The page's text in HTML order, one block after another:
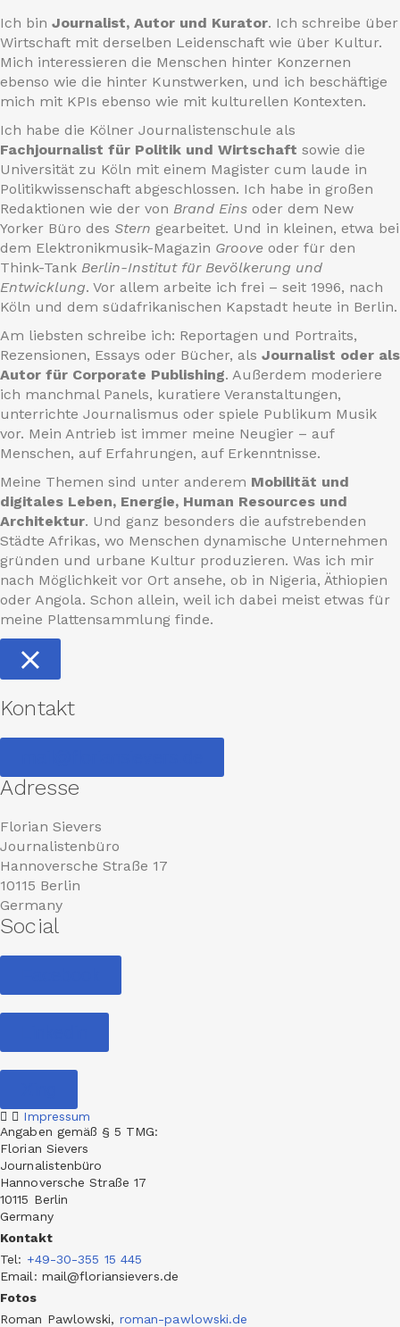
Ich bin Journalist, Autor und Kurator. Ich schreibe über
Wirtschaft mit derselben Leidenschaft wie über Kultur.
Mich interessieren die Menschen hinter Konzernen
ebenso wie die hinter Kunstwerken, und ich beschäftige
mich mit KPIs ebenso wie mit kulturellen Kontexten.
Ich habe die Kölner Journalistenschule als
Fachjournalist für Politik und Wirtschaft sowie die
Universität zu Köln mit einem Magister cum laude in
Politikwissenschaft abgeschlossen. Ich habe in großen
Redaktionen wie der von Brand Eins oder dem New
Yorker Büro des Stern gearbeitet. Und in kleinen, etwa bei
dem Elektronikmusik-Magazin Groove oder für den
Think-Tank Berlin-Institut für Bevölkerung und
Entwicklung. Vor allem arbeite ich frei – seit 1996, nach
Köln und dem südafrikanischen Kapstadt heute in Berlin.
Am liebsten schreibe ich: Reportagen und Portraits,
Rezensionen, Essays oder Bücher, als Journalist oder als
Autor für Corporate Publishing. Außerdem moderiere
ich manchmal Panels, kuratiere Veranstaltungen,
unterrichte Journalismus oder spiele Publikum Musik
vor. Mein Antrieb ist immer meine Neugier – auf
Menschen, auf Erfahrungen, auf Erkenntnisse.
Meine Themen sind unter anderem Mobilität und
digitales Leben, Energie, Human Resources und
Architektur. Und ganz besonders die aufstrebenden
Städte Afrikas, wo Menschen dynamische Unternehmen
gründen und urbane Kultur produzieren. Was ich mir
nach Möglichkeit vor Ort ansehe, ob in Nigeria, Äthiopien
oder Angola. Schon allein, weil ich dabei meist etwas für
meine Plattensammlung finde.
Kontakt
Adresse
Florian Sievers
Journalistenbüro
Hannoversche Straße 17
10115 Berlin
Germany
Social
Impressum
Angaben gemäß § 5 TMG:
Florian Sievers
Journalistenbüro
Hannoversche Straße 17
10115 Berlin
Germany
Kontakt
Tel: +49-30-355 15 445
Email: mail@floriansievers.de
Fotos
Roman Pawlowski, roman-pawlowski.de